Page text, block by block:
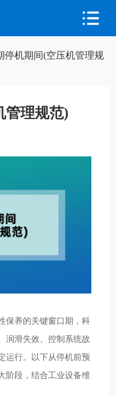
停机期间(空压机管理规
管理规范)
保养的关键窗口期，科
润滑失效、控制系统故
运行。以下从停机前预
阶段，结合工业设备维